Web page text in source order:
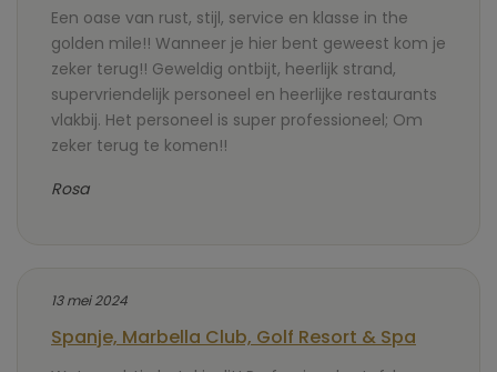
Een oase van rust, stijl, service en klasse in the
golden mile!! Wanneer je hier bent geweest kom je
zeker terug!! Geweldig ontbijt, heerlijk strand,
supervriendelijk personeel en heerlijke restaurants
vlakbij. Het personeel is super professioneel; Om
zeker terug te komen!!
Rosa
13 mei 2024
Spanje, Marbella Club, Golf Resort & Spa